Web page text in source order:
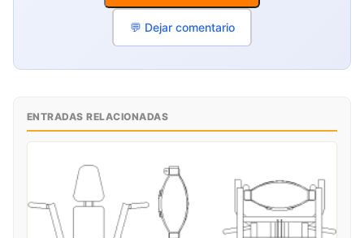
💬 Dejar comentario
ENTRADAS RELACIONADAS